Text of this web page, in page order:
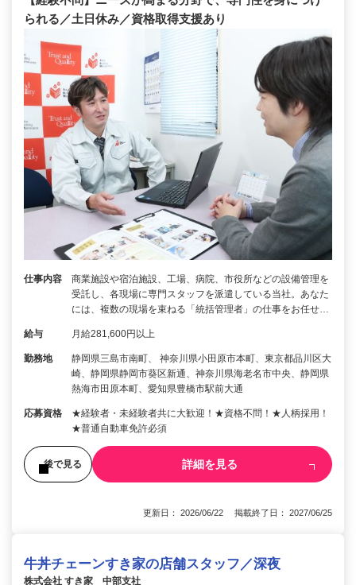
られる／土日休み／資格取得支援あり
仕事内容
商業施設や宿泊施設、工場、病院、市役所などの設備管理を
受託し、各現場に専門スタッフを派遣している当社。あなた
には、複数の現場を束ねる「統括管理者」の仕事をお任せ…
給与 月給281,600円以上
勤務地
静岡県三島市南町、 神奈川県小田原市本町、東京都品川区大
崎、静岡県静岡市葵区新通、神奈川県海老名市中央、静岡県
熱海市田原本町、愛知県豊橋市駅前大通
応募資格
★経験者・未経験者共に大歓迎！★資格不問！★人柄採用！
★普通自動車免許必須
後で見る 詳細を見る
更新日： 2026/06/22 掲載終了日： 2027/06/25
牛丼チェーンすき家の店舗スタッフ／深夜
株式会社 すき家 中部支社